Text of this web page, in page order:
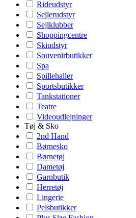
Rideudstyr
Sejlerudstyr
Sejlklubber
Shoppingcentre
Skiudstyr
Souvenirbutikker
Spa
Spillehaller
Sportsbutikker
Tankstationer
Teatre
Videoudlejninger
Tøj & Sko
2nd Hand
Børnesko
Børnetøj
Dametøj
Garnbutik
Herretøj
Lingerie
Pelsbutikker